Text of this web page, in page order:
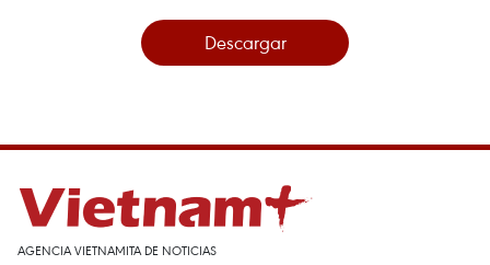
Descargar
AGENCIA VIETNAMITA DE NOTICIAS